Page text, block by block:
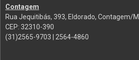
Contagem
Rua Jequitibás, 393, Eldorado, Contagem/
CEP: 32310-390
(31)2565-9703 | 2564-4860